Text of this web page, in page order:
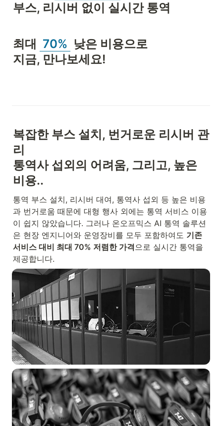
부스, 리시버 없이 실시간 통역
최대 70% 낮은 비용으로
지금, 만나보세요!
복잡한 부스 설치, 번거로운 리시버 관
리
통역사 섭외의 어려움, 그리고, 높은
비용..
통역 부스 설치, 리시버 대여, 통역사 섭외 등 높은 비용
과 번거로움 때문에 대형 행사 외에는 통역 서비스 이용
이 쉽지 않았습니다. 그러나 온오프믹스 AI 통역 솔루션
은 현장 엔지니어와 운영장비를 모두 포함하여도 기존
서비스 대비 최대 70% 저렴한 가격으로 실시간 통역을
제공합니다.